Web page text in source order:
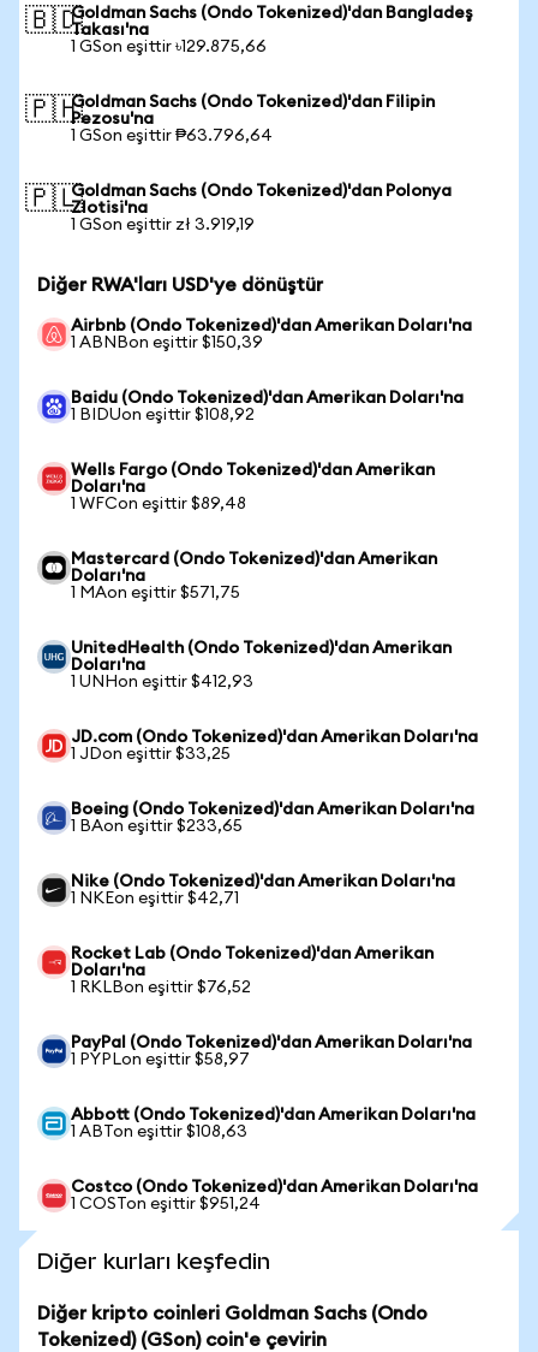
🇧🇩Goldman Sachs (Ondo Tokenized)'dan Bangladeş
Takası'na
1 GSon eşittir ৳129.875,66
🇵🇭Goldman Sachs (Ondo Tokenized)'dan Filipin
Pezosu'na
1 GSon eşittir ₱63.796,64
🇵🇱Goldman Sachs (Ondo Tokenized)'dan Polonya
Zlotisi'na
1 GSon eşittir zł 3.919,19
Diğer RWA'ları USD'ye dönüştür
Airbnb (Ondo Tokenized)'dan Amerikan Doları'na
1 ABNBon eşittir $150,39
Baidu (Ondo Tokenized)'dan Amerikan Doları'na
1 BIDUon eşittir $108,92
Wells Fargo (Ondo Tokenized)'dan Amerikan
Doları'na
1 WFCon eşittir $89,48
Mastercard (Ondo Tokenized)'dan Amerikan
Doları'na
1 MAon eşittir $571,75
UnitedHealth (Ondo Tokenized)'dan Amerikan
Doları'na
1 UNHon eşittir $412,93
JD.com (Ondo Tokenized)'dan Amerikan Doları'na
1 JDon eşittir $33,25
Boeing (Ondo Tokenized)'dan Amerikan Doları'na
1 BAon eşittir $233,65
Nike (Ondo Tokenized)'dan Amerikan Doları'na
1 NKEon eşittir $42,71
Rocket Lab (Ondo Tokenized)'dan Amerikan
Doları'na
1 RKLBon eşittir $76,52
PayPal (Ondo Tokenized)'dan Amerikan Doları'na
1 PYPLon eşittir $58,97
Abbott (Ondo Tokenized)'dan Amerikan Doları'na
1 ABTon eşittir $108,63
Costco (Ondo Tokenized)'dan Amerikan Doları'na
1 COSTon eşittir $951,24
Diğer kurları keşfedin
Diğer kripto coinleri Goldman Sachs (Ondo
Tokenized) (GSon) coin'e çevirin